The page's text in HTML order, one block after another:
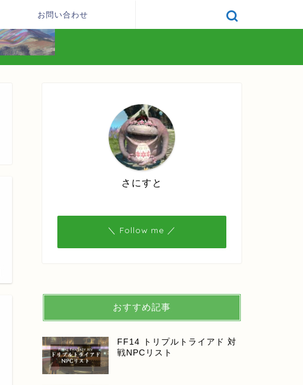
お問い合わせ
さにすと
＼ Follow me ／
おすすめ記事
FF14 トリプルトライアド 対
戦NPCリスト